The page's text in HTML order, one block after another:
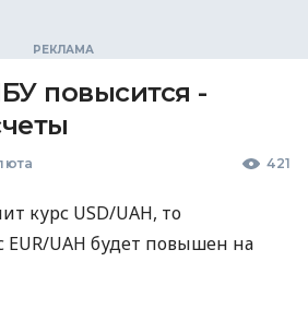
повысится -
421
курс USD/UAH, то
EUR/UAH будет повышен на